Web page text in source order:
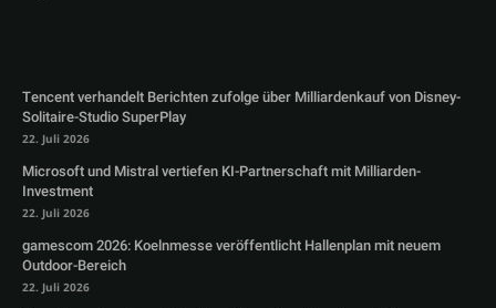
Tencent verhandelt Berichten zufolge über Milliardenkauf von Disney-
Solitaire-Studio SuperPlay
22. Juli 2026
Microsoft und Mistral vertiefen KI-Partnerschaft mit Milliarden-
Investment
22. Juli 2026
gamescom 2026: Koelnmesse veröffentlicht Hallenplan mit neuem
Outdoor-Bereich
22. Juli 2026